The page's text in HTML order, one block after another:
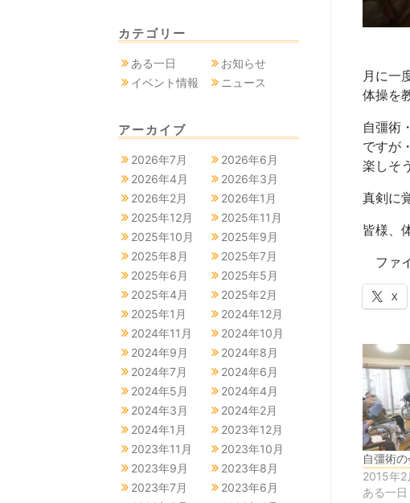
月に一
体操を
自彊術
ですが
楽しそ
真剣に
皆様、
ファ
X
自彊術の
2015年2
ある一日
カテゴリー
ある一日
お知らせ
イベント情報
ニュース
アーカイブ
2026年7月
2026年6月
2026年4月
2026年3月
2026年2月
2026年1月
2025年12月
2025年11月
2025年10月
2025年9月
2025年8月
2025年7月
2025年6月
2025年5月
2025年4月
2025年2月
2025年1月
2024年12月
2024年11月
2024年10月
2024年9月
2024年8月
2024年7月
2024年6月
2024年5月
2024年4月
2024年3月
2024年2月
2024年1月
2023年12月
2023年11月
2023年10月
2023年9月
2023年8月
2023年7月
2023年6月